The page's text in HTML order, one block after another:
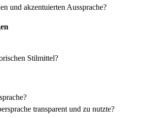
und akzentuierten Aussprache?
Stilmittel?
transparent und zu nutzte?